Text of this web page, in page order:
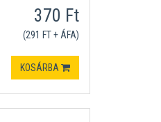
370 Ft
(291 FT + ÁFA)
KOSÁRBA